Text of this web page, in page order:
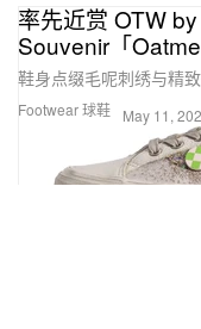
Footwear 球鞋
率先近赏 OTW
Souvenir「
鞋身点缀毛呢刺绣与精
May 11,